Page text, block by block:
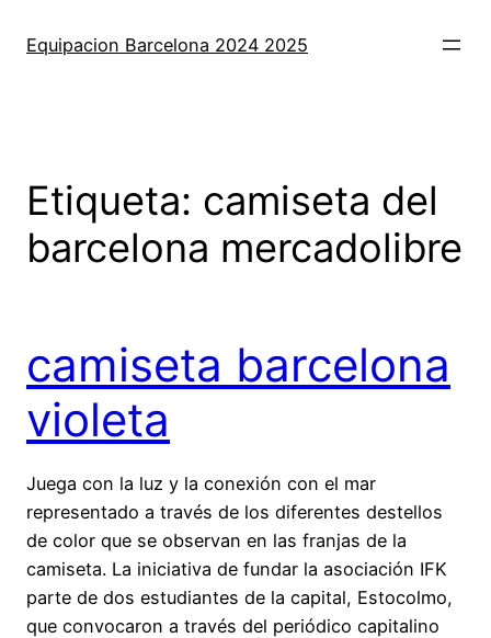
Equipacion Barcelona 2024 2025
Etiqueta: camiseta del
barcelona mercadolibre
camiseta barcelona
violeta
Juega con la luz y la conexión con el mar
representado a través de los diferentes destellos
de color que se observan en las franjas de la
camiseta. La iniciativa de fundar la asociación IFK
parte de dos estudiantes de la capital, Estocolmo,
que convocaron a través del periódico capitalino